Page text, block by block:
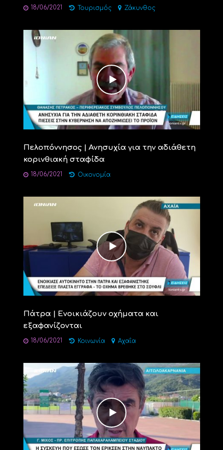
18/06/2021 Τουρισμός Ζάκυνθος
Πελοπόννησος | Ανησυχία για την αδιάθετη
κορινθιακή σταφίδα
18/06/2021 Οικονομία
Πάτρα | Ενοικιάζουν οχήματα και
εξαφανίζονται
18/06/2021 Κοινωνία Αχαΐα